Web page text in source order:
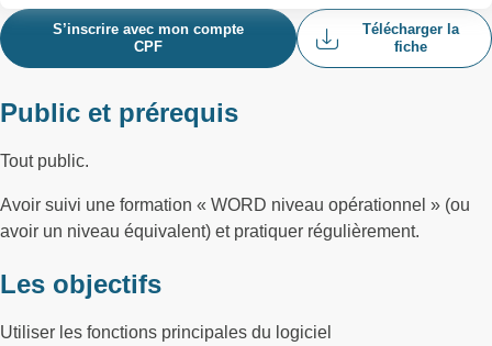
S’inscrire avec mon compte
CPF
Télécharger la
fiche
Public et prérequis
Tout public.
Avoir suivi une formation « WORD niveau opérationnel » (ou
avoir un niveau équivalent) et pratiquer régulièrement.
Les objectifs
Utiliser les fonctions principales du logiciel